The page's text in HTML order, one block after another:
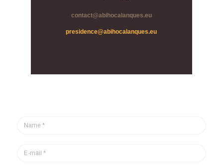
contact@abihocalanques.eu
presidence@abihocalanques.eu